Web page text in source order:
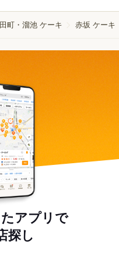
町・溜池 ケーキ 赤坂 ケーキ
アプリで
探し